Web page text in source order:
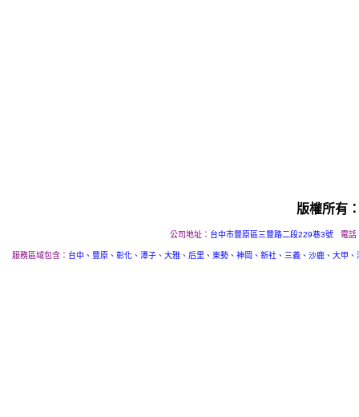
版權所有
公司地址： 台中市豐原區三豐路二段229巷3號 電話
服務區域包含： 台中、豐原、彰化、潭子、大雅、后里、東勢、神岡、新社、三義、沙鹿、大甲